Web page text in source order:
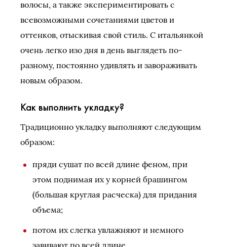
волосы, а также экспериментировать с
всевозможными сочетаниями цветов и
оттенков, отыскивая свой стиль. С итальянкой
очень легко изо дня в день выглядеть по-
разному, постоянно удивлять и завораживать
новым образом.
Как выполнить укладку?
Традиционно укладку выполняют следующим
образом:
пряди сушат по всей длине феном, при
этом поднимая их у корней брашингом
(большая круглая расческа) для придания
объема;
потом их слегка увлажняют и немного
завивают по всей длине.